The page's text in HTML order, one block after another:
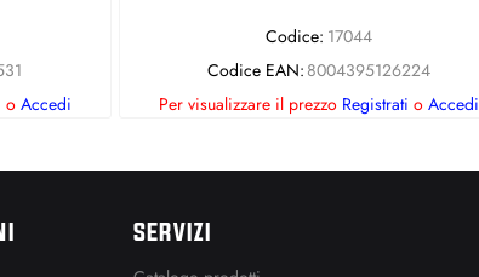
o Accedi
Codice: 17044
Codice EAN: 8004395126224
Per visualizzare il prezzo Registrati o Accedi
SERVIZI